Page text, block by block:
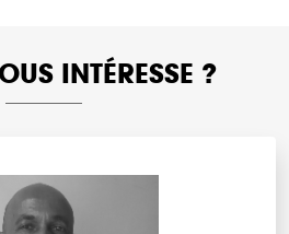
INTÉRESSE ?